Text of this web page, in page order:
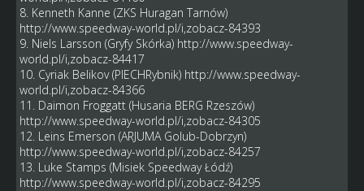
8. Kenneth Kanne (ZKS Huragan Tarnów)
http://www.speedway-world.pl/i,zobacz-84393
9. Niels Larsson (Gryfy Skórka) http://www.speedway-
world.pl/i,zobacz-84417
10. Cyriak Belikov (PIECHRybnik) http://www.speedway-
world.pl/i,zobacz-84366
11. Daimon Froggatt (Husaria BERG Rzeszów)
http://www.speedway-world.pl/i,zobacz-84305
12. Leins Emerson (ARJUMA Golub-Dobrzyn)
http://www.speedway-world.pl/i,zobacz-84257
13. Luke Stamps (Misiek Speedway Łódź)
http://www.speedway-world.pl/i,zobacz-84295